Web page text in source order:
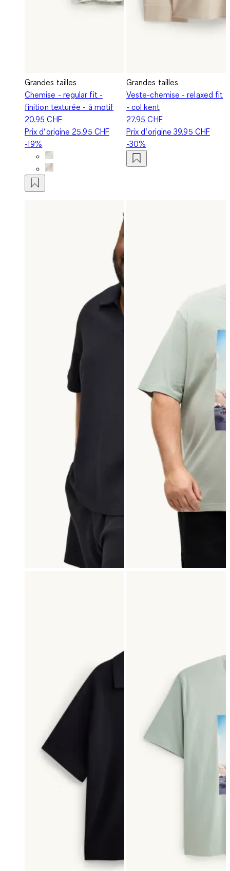
Grandes tailles
Chemise - regular fit -
finition texturée - à motif
20.95 CHF
Prix d‘origine 25.95 CHF
-19%
Grandes tailles
Veste-chemise - relaxed fit
- col kent
27.95 CHF
Prix d‘origine39.95 CHF
-30%